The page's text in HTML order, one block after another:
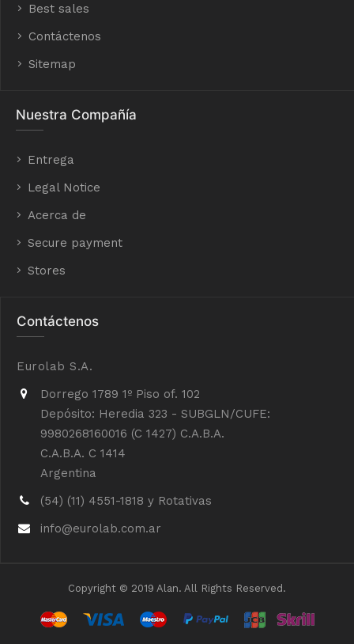
Best sales
Contáctenos
Sitemap
Nuestra Compañía
Entrega
Legal Notice
Acerca de
Secure payment
Stores
Contáctenos
Eurolab S.A.
Dorrego 1789 1º Piso of. 102
Depósito: Heredia 323 - SUBGLN/CUFE:
9980268160016 (C 1427) C.A.B.A.
C.A.B.A. C 1414
Argentina
(54) (11) 4551-1818 y Rotativas
info@eurolab.com.ar
Copyright © 2019 Alan. All Rights Reserved.